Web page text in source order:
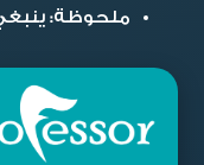
ملحوظة: